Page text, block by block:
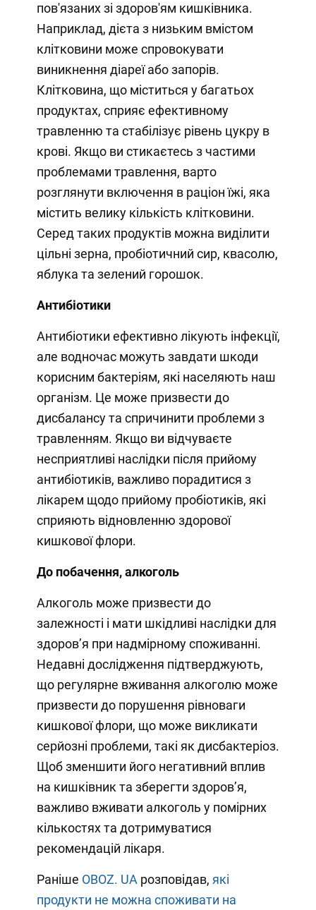
пов'язаних зі здоров'ям кишківника.
Наприклад, дієта з низьким вмістом
клітковини може спровокувати
виникнення діареї або запорів.
Клітковина, що міститься у багатьох
продуктах, сприяє ефективному
травленню та стабілізує рівень цукру в
крові. Якщо ви стикаєтесь з частими
проблемами травлення, варто
розглянути включення в раціон їжі, яка
містить велику кількість клітковини.
Серед таких продуктів можна виділити
цільні зерна, пробіотичний сир, квасолю,
яблука та зелений горошок.
Антибіотики
Антибіотики ефективно лікують інфекції,
але водночас можуть завдати шкоди
корисним бактеріям, які населяють наш
організм. Це може призвести до
дисбалансу та спричинити проблеми з
травленням. Якщо ви відчуваєте
несприятливі наслідки після прийому
антибіотиків, важливо порадитися з
лікарем щодо прийому пробіотиків, які
сприяють відновленню здорової
кишкової флори.
До побачення, алкоголь
Алкоголь може призвести до
залежності і мати шкідливі наслідки для
здоров’я при надмірному споживанні.
Недавні дослідження підтверджують,
що регулярне вживання алкоголю може
призвести до порушення рівноваги
кишкової флори, що може викликати
серйозні проблеми, такі як дисбактеріоз.
Щоб зменшити його негативний вплив
на кишківник та зберегти здоров’я,
важливо вживати алкоголь у помірних
кількостях та дотримуватися
рекомендацій лікаря.
Раніше OBOZ. UAрозповідав, які
продукти не можна споживати на